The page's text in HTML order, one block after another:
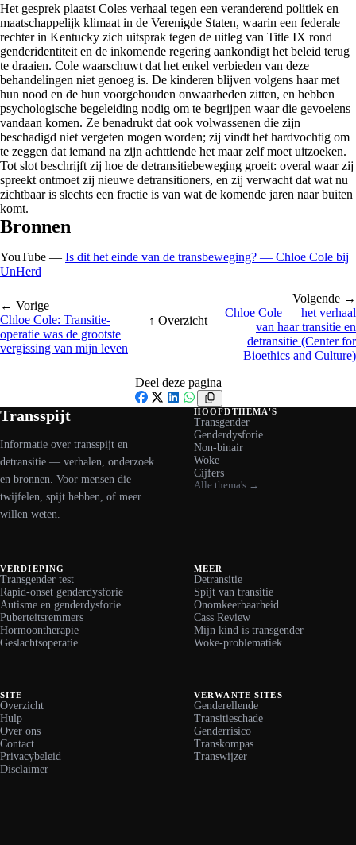
Het gesprek plaatst Coles verhaal tegen een veranderend politiek en
maatschappelijk klimaat in de Verenigde Staten, waarin een federale
rechter in Kentucky zich uitsprak tegen de uitleg van Title IX rond
genderidentiteit en de inkomende regering aankondigt het beleid terug
te draaien. Cole waarschuwt dat het enkel verbieden van deze
behandelingen niet genoeg is. De kinderen blijven volgens haar met
hun nood en de hun voorgehouden onwaarheden zitten, en hebben
psychologische begeleiding nodig om te begrijpen waar die gevoelens
vandaan komen. Ze benadrukt dat ook volwassenen die zijn
beschadigd niet vergeten mogen worden; zij vindt het hardvochtig om
te zeggen dat iemand na zijn achttiende het maar zelf moet uitzoeken.
Tot slot beschrijft zij hoe de detransitiebeweging groeit: overal waar zij
spreekt ontmoet zij nieuwe detransitioners, en zij verwacht dat wat nu
zichtbaar is slechts een fractie is van wat de komende jaren naar buiten
komt.
Bronnen
YouTube — Is dit het einde van de transbeweging? — Chloe Cole bij
UnHerd
← Vorige
Chloe Cole: Transitie-
operatie was de grootste
vergissing van mijn leven
↑ Overzicht
Volgende →
Chloe Cole — het verhaal
van haar transitie en
detransitie (Center for
Bioethics and Culture)
Deel deze pagina
Facebook
X LinkedIn
WhatsApp
Transspijt
Informatie over transspijt en
detransitie — verhalen, onderzoek
en bronnen. Voor mensen die
twijfelen, spijt hebben, of meer
willen weten.
HOOFDTHEMA'S
Transgender
Genderdysforie
Non-binair
Woke
Cijfers
Alle thema's →
VERDIEPING
Transgender test
Rapid-onset genderdysforie
Autisme en genderdysforie
Puberteitsremmers
Hormoontherapie
Geslachtsoperatie
MEER
Detransitie
Spijt van transitie
Onomkeerbaarheid
Cass Review
Mijn kind is transgender
Woke-problematiek
SITE
Overzicht
Hulp
Over ons
Contact
Privacybeleid
Disclaimer
VERWANTE SITES
Genderellende
Transitieschade
Genderrisico
Transkompas
Transwijzer